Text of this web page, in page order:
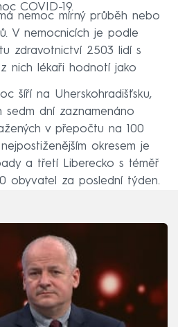
COVID-19.
nemoc mírný průběh nebo
V nemocnicích je podle
zdravotnictví 2503 lidí s
nich lékaři hodnotí jako
šíří na Uherskohradišťsku,
sedm dní zaznamenáno
v přepočtu na 100
okresem je
a třetí Liberecko s téměř
obyvatel za poslední týden.